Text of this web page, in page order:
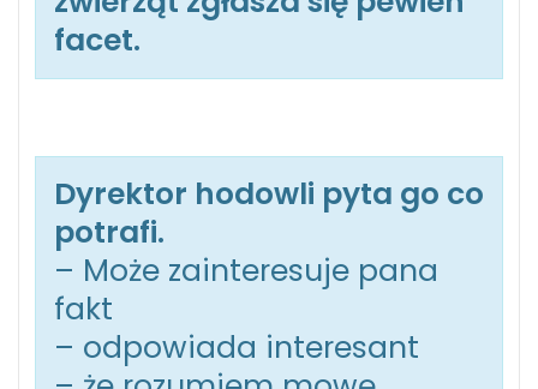
facet.
Dyrektor hodowli pyta go co
potrafi.
– Może zainteresuje pana
fakt
– odpowiada interesant